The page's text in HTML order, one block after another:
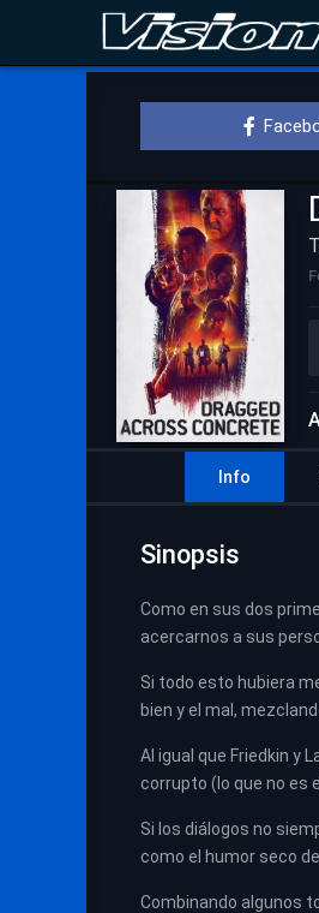
Info
Sinopsis
Como en sus dos
acercarnos a sus
Si todo esto hubiera
bien y el mal,
Al igual que Friedkin y
corrupto (lo que no es
Si los diálogos no
como el humor seco
Combinando algunos